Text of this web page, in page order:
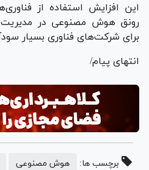
این افزایش استفاده از
رونق هوش مصنوعی در مدیریت
برای شرکت‌های فناوری بسیار
انتهای پیام/
برچسب ها: هوش مصنوعی